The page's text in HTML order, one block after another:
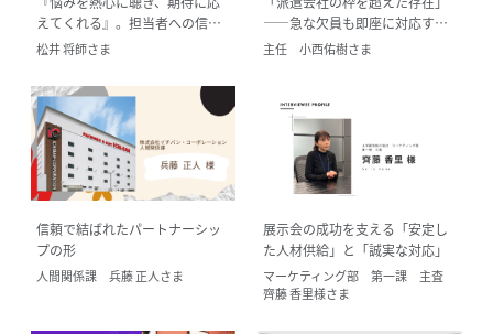
えてくれる』。担当者への信頼
が3年続くパートナーシップの証
松井 将師さま
――急な欠員も即座に対応す
る、店舗運営の不可欠なパート
主任 小西佑樹さま
信頼で結ばれたパートナーシッ
プの形
人間関係課 兵藤 正人さま
展示会の成功を支える「安定し
た人材供給」と「誠実な対応」
マーケティング部 第一課 主査
齊藤 香里様さま